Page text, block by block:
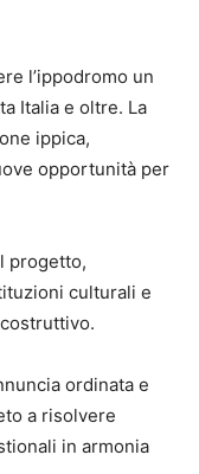
l’ippodromo un
Italia e oltre. La
ippica,
opportunità per
progetto,
culturali e
ordinata e
a risolvere
in armonia